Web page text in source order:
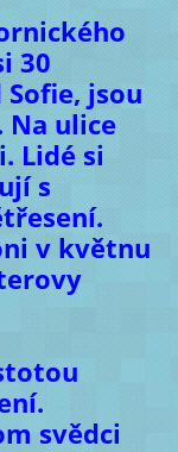
30
jsou
ulice
Lidé si
s
v květnu
svědci